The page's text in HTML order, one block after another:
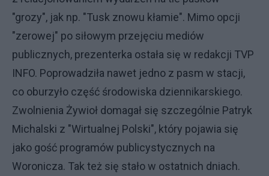
"grozy", jak np. "Tusk znowu kłamie". Mimo opcji
"zerowej" po siłowym przejęciu mediów
publicznych, prezenterka ostała się w redakcji TVP
INFO. Poprowadziła nawet jedno z pasm w stacji,
co oburzyło część środowiska dziennikarskiego.
Zwolnienia Żywioł domagał się szczególnie Patryk
Michalski z "Wirtualnej Polski", który pojawia się
jako gość programów publicystycznych na
Woronicza. Tak też się stało w ostatnich dniach.